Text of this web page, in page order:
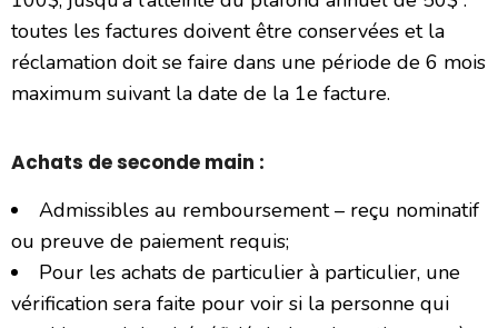
toutes les factures doivent être conservées et la
réclamation doit se faire dans une période de 6 mois
maximum suivant la date de la 1e facture.
Achats de seconde main :
Admissibles au remboursement – reçu nominatif
ou preuve de paiement requis;
Pour les achats de particulier à particulier, une
vérification sera faite pour voir si la personne qui